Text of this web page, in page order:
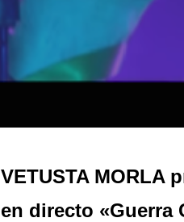
VETUSTA MORLA
en directo «Guerra